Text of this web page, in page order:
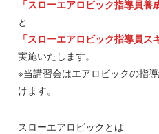
「スローエアロビック指導員養
「スローエアロビック指導員ス
実施いたします。
※当講習会はエアロビックの指
けます。
スローエアロビックとは